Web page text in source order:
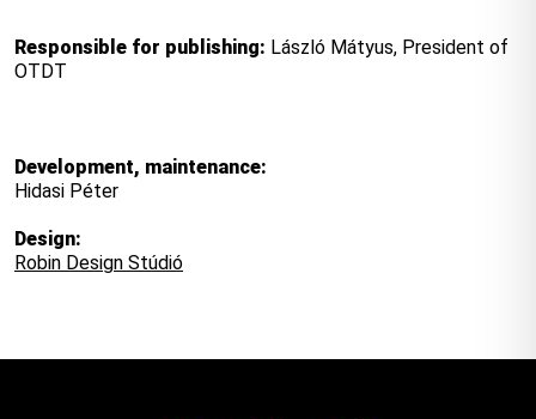
Responsible for publishing: László Mátyus, President of
OTDT
Development, maintenance:
Hidasi Péter
Design:
Robin Design Stúdió